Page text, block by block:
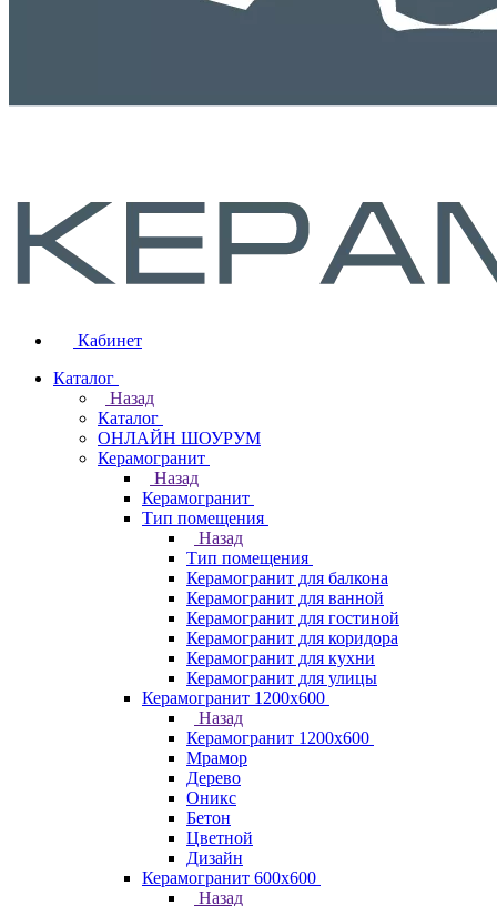
Кабинет
Каталог
Назад
Каталог
ОНЛАЙН ШОУРУМ
Керамогранит
Назад
Керамогранит
Тип помещения
Назад
Тип помещения
Керамогранит для балкона
Керамогранит для ванной
Керамогранит для гостиной
Керамогранит для коридора
Керамогранит для кухни
Керамогранит для улицы
Керамогранит 1200х600
Назад
Керамогранит 1200х600
Мрамор
Дерево
Оникс
Бетон
Цветной
Дизайн
Керамогранит 600х600
Назад